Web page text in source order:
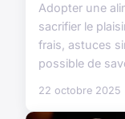
Adopter une
sacrifier le
frais, astuces
possible de
22 octobre 2025